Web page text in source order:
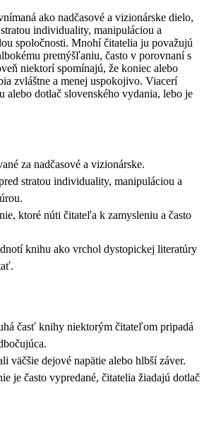
ako nadčasové a vizionárske dielo,
individuality, manipuláciou a
spoločnosti. Mnohí čitatelia ju považujú
premýšľaniu, často v porovnaní s
niektorí spomínajú, že koniec alebo
zvláštne a menej uspokojivo. Viacerí
alebo dotlač slovenského vydania, lebo je
za nadčasové a vizionárske.
stratou individuality, manipuláciou a
ktoré núti čitateľa k zamysleniu a často
knihu ako vrchol dystopickej literatúry
časť knihy niektorým čitateľom pripadá
väčšie dejové napätie alebo hlbší záver.
je často vypredané, čitatelia žiadajú dotlač